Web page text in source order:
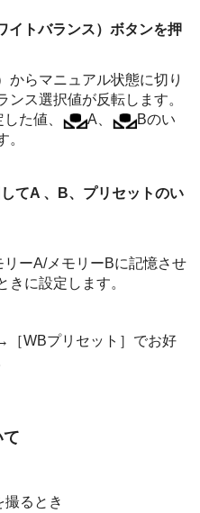
トバランス）ボタンを押
からマニュアル状態に切り
ンス選択値が反転します。
た値、
A、
Bのい
。
てA 、B、プリセットのい
ーA/メモリーBに記憶させ
きに設定します。
［WBプリセット］でお好
るとき